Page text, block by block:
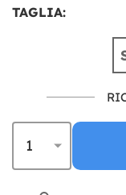
TAGLIA: